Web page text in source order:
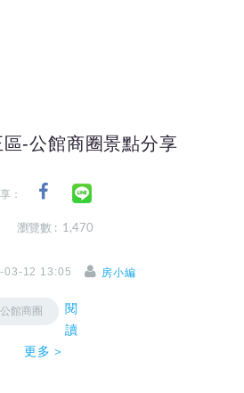
區-公館商圈景點分享
：
瀏覽數 : 1,470
03-12 13:05 房小編
公館商圈
閱
讀
更多＞